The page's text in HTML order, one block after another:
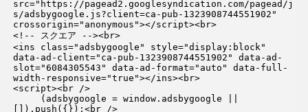
src="https://pagead2.googlesyndication.com/pagead/j
s/adsbygoogle.js?client=ca-pub-1323908744551902"
crossorigin="anonymous"></script><br>
<!-- スクエア --><br>
<ins class="adsbygoogle" style="display:block"
data-ad-client="ca-pub-1323908744551902" data-ad-
slot="6084305543" data-ad-format="auto" data-full-
width-responsive="true"></ins><br>
<script><br />
[]).push({});<br />